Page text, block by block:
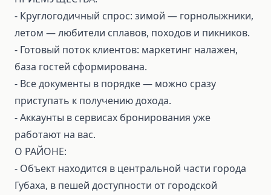
- Круглогодичный спрос: зимой — горнолыжники,
летом — любители сплавов, походов и пикников.
- Готовый поток клиентов: маркетинг налажен,
база гостей сформирована.
- Все документы в порядке — можно сразу
приступать к получению дохода.
- Аккаунты в сервисах бронирования уже
работают на вас.
О РАЙОНЕ:
- Объект находится в центральной части города
Губаха, в пешей доступности от городской